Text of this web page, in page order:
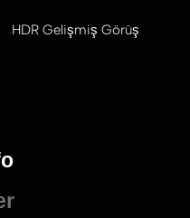
HDR Gelişmiş Görüş